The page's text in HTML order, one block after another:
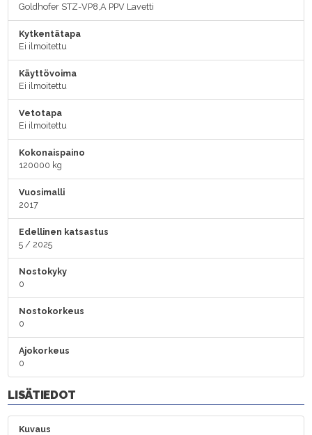
Goldhofer STZ-VP8,A PPV Lavetti
Kytkentätapa
Ei ilmoitettu
Käyttövoima
Ei ilmoitettu
Vetotapa
Ei ilmoitettu
Kokonaispaino
120000 kg
Vuosimalli
2017
Edellinen katsastus
5 / 2025
Nostokyky
0
Nostokorkeus
0
Ajokorkeus
0
LISÄTIEDOT
Kuvaus